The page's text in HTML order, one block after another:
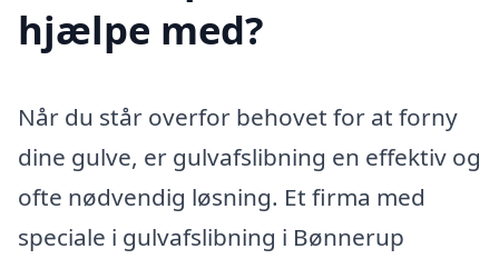
hjælpe med?
Når du står overfor behovet for at forny
dine gulve, er gulvafslibning en effektiv og
ofte nødvendig løsning. Et firma med
speciale i gulvafslibning i Bønnerup